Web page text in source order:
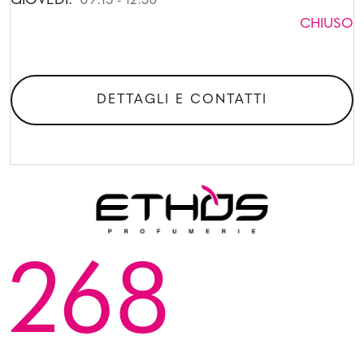
CHIUSO
DETTAGLI E CONTATTI
268